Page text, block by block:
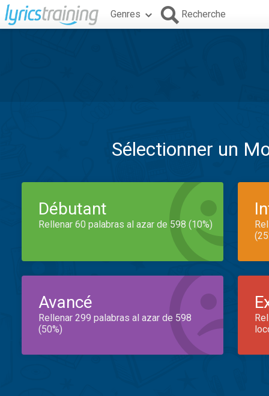
Genres Recherche
Sélectionner un
Débutant
Rellenar 60 palabras al azar de 598 (10%)
Avancé
Rellenar 299 palabras al azar de 598
(50%)